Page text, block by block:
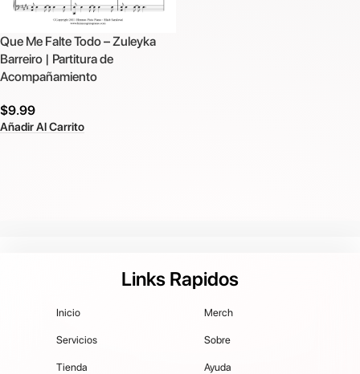
Que Me Falte Todo – Zuleyka
Barreiro | Partitura de
Acompañamiento
$9.99
Añadir Al Carrito
Links Rapidos
Inicio
Servicios
Tienda
Merch
Sobre
Ayuda